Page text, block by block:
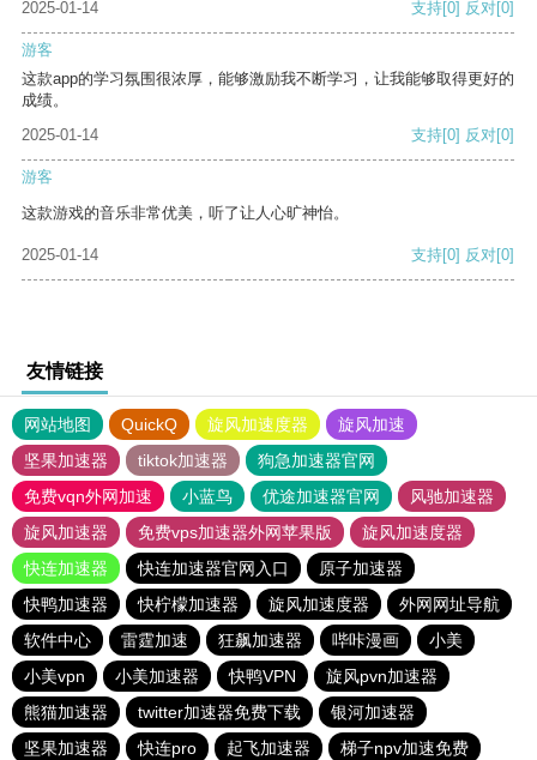
2025-01-14
支持[0] 反对[0]
游客
这款app的学习氛围很浓厚，能够激励我不断学习，让我能够取得更好的
成绩。
2025-01-14
支持[0] 反对[0]
游客
这款游戏的音乐非常优美，听了让人心旷神怡。
2025-01-14 支持[0] 反对[0]
友情链接
网站地图 QuickQ 旋风加速度器
旋风加速
坚果加速器
tiktok加速器
狗急加速器官网
免费vqn外网加速
小蓝鸟 优途加速器官网
风驰加速器
旋风加速器
免费vps加速器外网苹果版
旋风加速度器
快连加速器
快连加速器官网入口
原子加速器
快鸭加速器
快柠檬加速器 旋风加速度器
外网网址导航
软件中心
雷霆加速 狂飙加速器 哔咔漫画
小美
小美vpn
小美加速器 快鸭VPN
旋风pvn加速器
熊猫加速器
twitter加速器免费下载
银河加速器
坚果加速器
快连pro 起飞加速器
梯子npv加速免费